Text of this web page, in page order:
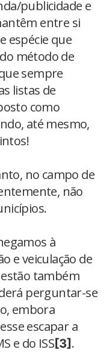
publicidade e
entre si
espécie que
método de
sempre
listas de
como
até mesmo,
no campo de
não
à
e veiculação de
também
perguntar-se
embora
escapar a
e do ISS [3] .